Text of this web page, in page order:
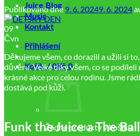
Juice Blog
Music
Kontakt
Přihlášení
Košík /0Kč 0
Žádné produkty v košíku.
Publikováno dne 9. 6. 20249. 6. 2024
09
Čvn
Děkujeme všem, co dorazili a užili si
důvěru. Velké díky všem, co se
krásné akce pro celou rodinu. Jsme
dostává pod kůži.
Funk the Juice a The